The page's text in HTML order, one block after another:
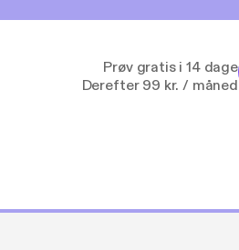
Prøv gratis i 14 dage
Derefter 99 kr. / måned